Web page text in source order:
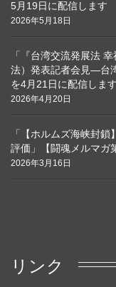
5月19日に配信します
2026年5月18日
「『台湾交流発展法
法）発表記者会見―台
を4月21日に配信します
2026年4月20日
「【ホルムズ海峡封
評価」【闘魂メルマガ
2026年3月16日
リンク